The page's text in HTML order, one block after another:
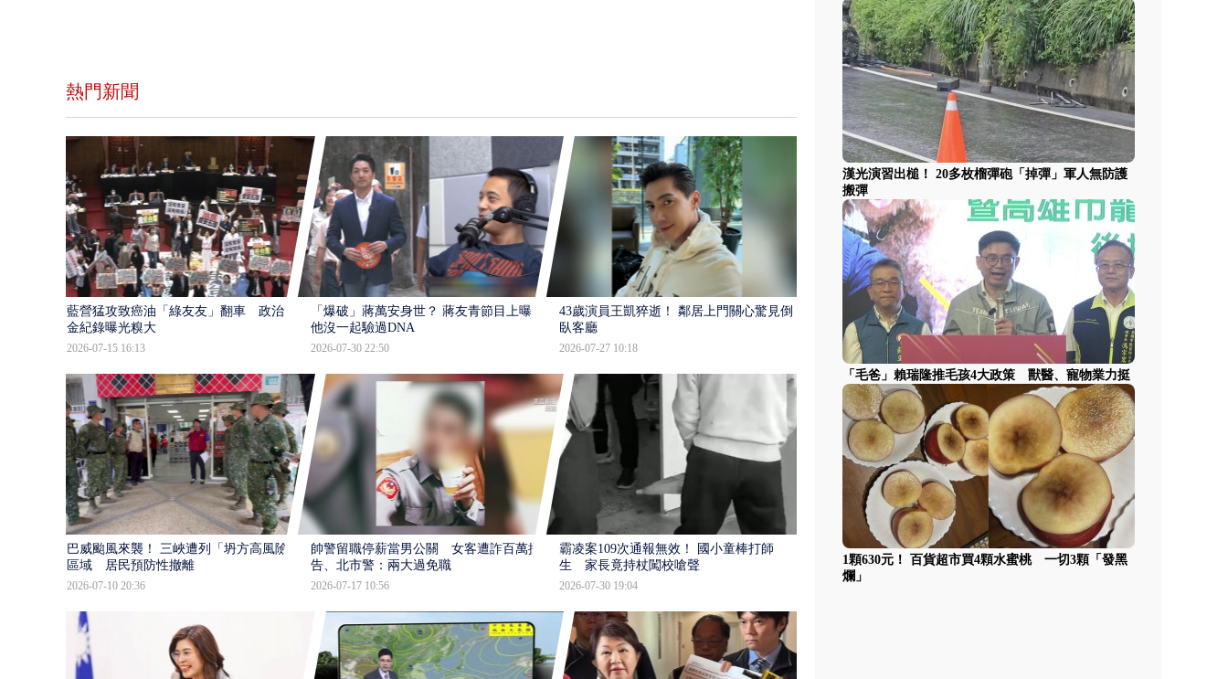
熱門新聞
藍營猛攻致癌油「綠友友」翻車 政治獻
金紀錄曝光糗大
2026-07-15 16:13
「爆破」蔣萬安身世？ 蔣友青節目上曝：
他沒一起驗過DNA
2026-07-30 22:50
43歲演員王凱猝逝！ 鄰居上門關心驚見倒
臥客廳
2026-07-27 10:18
巴威颱風來襲！ 三峽遭列「坍方高風險」
區域 居民預防性撤離
2026-07-10 20:36
帥警留職停薪當男公關 女客遭詐百萬提
告、北市警：兩大過免職
2026-07-17 10:56
霸凌案109次通報無效！ 國小童棒打師
生 家長竟持杖闖校嗆聲
2026-07-30 19:04
漢光演習出槌！ 20多枚榴彈砲「掉彈」軍人無防護
搬彈
「毛爸」賴瑞隆推毛孩4大政策 獸醫、寵物業力挺
1顆630元！ 百貨超市買4顆水蜜桃 一切3顆「發黑
爛」